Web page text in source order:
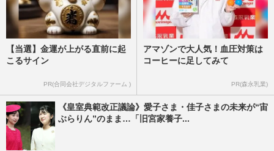
【当選】金運が上がる直前に起
こるサイン
PR(合同会社デジタルファーム )
アマゾンで大人気！血圧対策は
コーヒーに足してみて
PR(森永乳業)
《皇室典範改正議論》愛子さま・佳子さまの未来が“宙
ぶらりん”のまま…「旧宮家養子...